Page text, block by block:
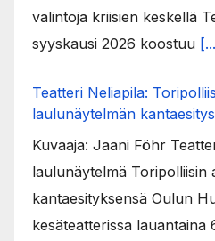
valintoja kriisien keskellä
syyskausi 2026 koostuu
Teatteri Neliapila:
laulunäytelmän
Kuvaaja: Jaani Föhr
laulunäytelmä Toripolliisin
kantaesityksensä Oulun
kesäteatterissa lauantaina